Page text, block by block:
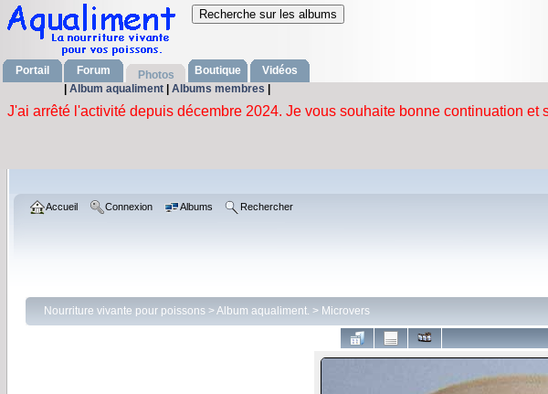
Portail Forum Photos Boutique
Vidéos
Album aqualiment Albums membres
Accueil Connexion Albums Rechercher
Nourriture vivante pour poissons >Album aqualiment. > Microvers